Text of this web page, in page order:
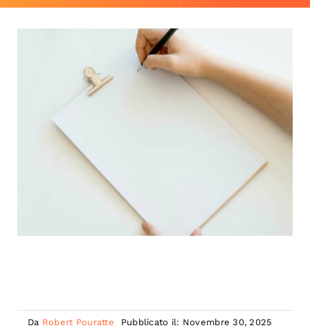
Da Robert Pouratte Pubblicato il: Novembre 30, 2025